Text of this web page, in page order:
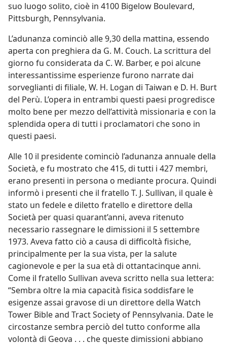
suo luogo solito, cioè in 4100 Bigelow Boulevard,
Pittsburgh, Pennsylvania.
L’adunanza cominciò alle 9,30 della mattina, essendo
aperta con preghiera da G. M. Couch. La scrittura del
giorno fu considerata da C. W. Barber, e poi alcune
interessantissime esperienze furono narrate dai
sorveglianti di filiale, W. H. Logan di Taiwan e D. H. Burt
del Perù. L’opera in entrambi questi paesi progredisce
molto bene per mezzo dell’attività missionaria e con la
splendida opera di tutti i proclamatori che sono in
questi paesi.
Alle 10 il presidente cominciò l’adunanza annuale della
Società, e fu mostrato che 415, di tutti i 427 membri,
erano presenti in persona o mediante procura. Quindi
informò i presenti che il fratello T. J. Sullivan, il quale è
stato un fedele e diletto fratello e direttore della
Società per quasi quarant’anni, aveva ritenuto
necessario rassegnare le dimissioni il 5 settembre
1973. Aveva fatto ciò a causa di difficoltà fisiche,
principalmente per la sua vista, per la salute
cagionevole e per la sua età di ottantacinque anni.
Come il fratello Sullivan aveva scritto nella sua lettera:
“Sembra oltre la mia capacità fisica soddisfare le
esigenze assai gravose di un direttore della Watch
Tower Bible and Tract Society of Pennsylvania. Date le
circostanze sembra perciò del tutto conforme alla
volontà di Geova . . . che queste dimissioni abbiano